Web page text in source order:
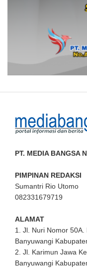
PT. MEDIA BANGSA
PIMPINAN REDAKSI
Sumantri Rio Utomo
082331679719
ALAMAT
1. Jl. Nuri Nomor
Banyuwangi
2. Jl. Karimun Jawa
Banyuwangi